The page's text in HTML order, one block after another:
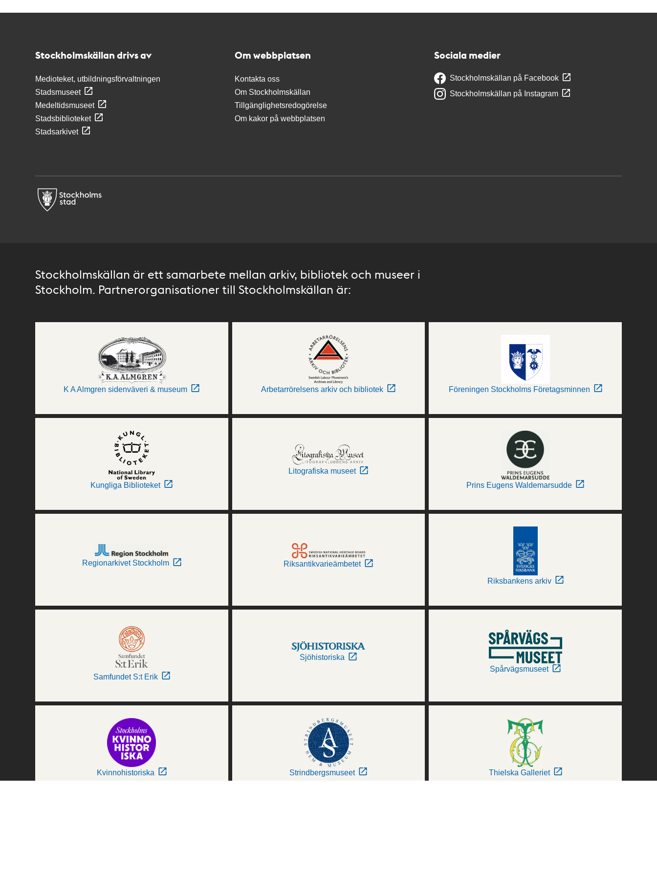
Stockholmskällan drivs av
Medioteket, utbildningsförvaltningen
Stadsmuseet
Medeltidsmuseet
Stadsbiblioteket
Stadsarkivet
Om webbplatsen
Kontakta oss
Om Stockholmskällan
Tillgänglighetsredogörelse
Om kakor på webbplatsen
Sociala medier
Stockholmskällan på Facebook
Stockholmskällan på Instagram
Stockholmskällan är ett samarbete mellan arkiv, bibliotek och museer i
Stockholm. Partnerorganisationer till Stockholmskällan är:
K A Almgren sidenväveri & museum Arbetarrörelsens arkiv och bibliotek Föreningen Stockholms Företagsminnen
Kungliga Biblioteket
Litografiska museet
Prins Eugens Waldemarsudde
Regionarkivet Stockholm Riksantikvarieämbetet
Riksbankens arkiv
Samfundet S:t Erik
Sjöhistoriska
Spårvägsmuseet
Kvinnohistoriska Strindbergsmuseet Thielska Galleriet